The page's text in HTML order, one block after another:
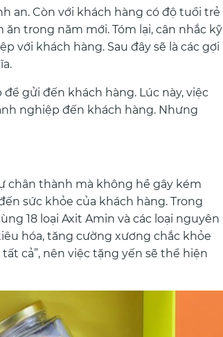
an. Còn với khách hàng có độ tuổi trẻ
trong năm mới. Tóm lại, cân nhắc kỹ
với khách hàng. Sau đây sẽ là các gợi
gửi đến khách hàng. Lúc này, việc
nghiệp đến khách hàng. Nhưng
chân thành mà không hề gây kém
sức khỏe của khách hàng. Trong
18 loại Axit Amin và các loại nguyên
hóa, tăng cường xương chắc khỏe
cả”, nên việc tặng yến sẽ thể hiện